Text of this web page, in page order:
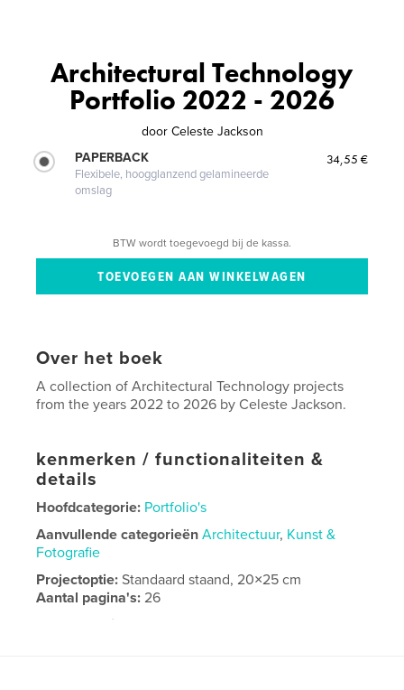
Architectural Technology
Portfolio 2022 - 2026
door Celeste Jackson
PAPERBACK
Flexibele, hoogglanzend gelamineerde
omslag
34,55 €
BTW wordt toegevoegd bij de kassa.
Over het boek
A collection of Architectural Technology projects
from the years 2022 to 2026 by Celeste Jackson.
kenmerken / functionaliteiten &
details
Hoofdcategorie: Portfolio's
Aanvullende categorieën Architectuur, Kunst &
Fotografie
Projectoptie:Standaard staand, 20×25 cm
Aantal pagina's:26
Datum publiceren: